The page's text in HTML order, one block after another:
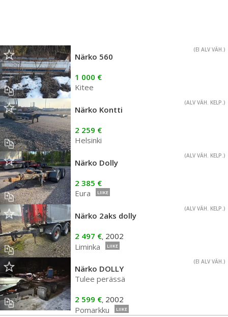
(EI ALV VÄH.)
Närko 560
1 000 €
Kitee
(ALV VÄH. KELP.)
Närko Kontti
2 259 €
Helsinki
(ALV VÄH. KELP.)
Närko Dolly
2 385 €
Eura
LIIKE
(ALV VÄH. KELP.)
Närko 2aks dolly
2 497 €, 2002
Liminka
LIIKE
(EI ALV VÄH.)
Närko DOLLY
Tulee perässä
2 599 €, 2002
Pomarkku
LIIKE